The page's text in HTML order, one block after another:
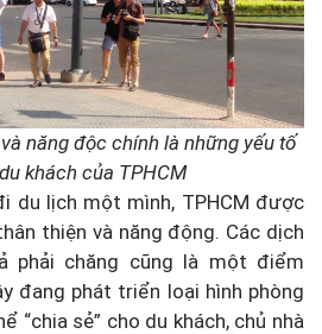
năng độc chính là những yếu tố
khách của TPHCM
du lịch một mình, TPHCM được
thiện và năng động. Các dịch
phải chăng cũng là một điểm
đang phát triển loại hình phòng
“chia sẻ” cho du khách, chủ nhà